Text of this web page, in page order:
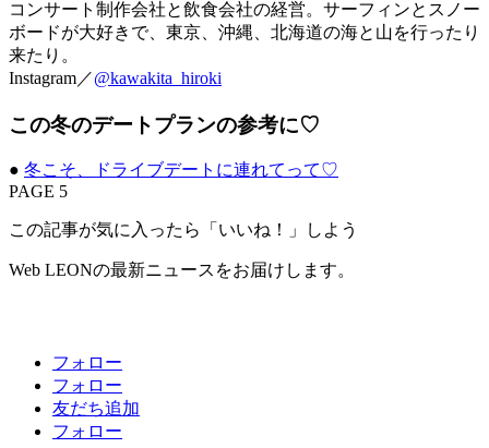
コンサート制作会社と飲食会社の経営。サーフィンとスノー
ボードが大好きで、東京、沖縄、北海道の海と山を行ったり
来たり。
Instagram／@kawakita_hiroki
この冬のデートプランの参考に♡
● 冬こそ、ドライブデートに連れてって♡
PAGE 5
この記事が気に入ったら「いいね！」しよう
Web LEONの最新ニュースをお届けします。
フォロー
フォロー
友だち追加
フォロー